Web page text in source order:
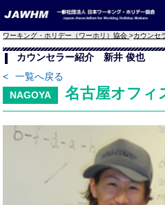
ワーキング・ホリデー（ワーホリ）協会>カウンセ
カウンセラー紹介 新井 俊也
<
一覧へ戻る
NAGOYA
名古屋オフィ